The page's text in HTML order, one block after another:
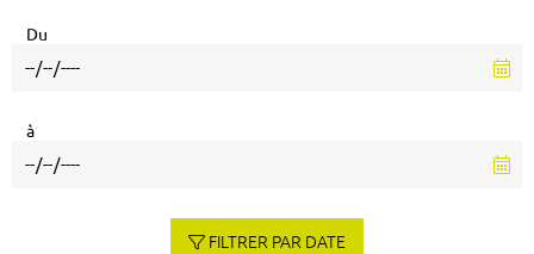
Du
à
FILTRER PAR DATE